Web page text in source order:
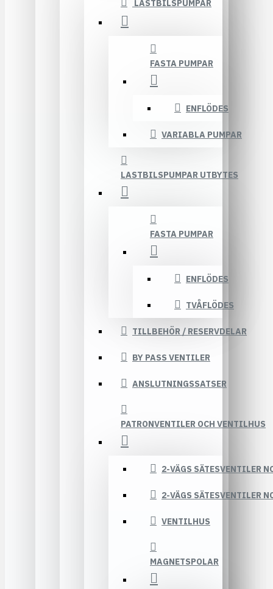
LASTBILSPUMPAR
FASTA PUMPAR
ENFLÖDES
VARIABLA PUMPAR
LASTBILSPUMPAR UTBYTES
FASTA PUMPAR
ENFLÖDES
TVÅFLÖDES
TILLBEHÖR / RESERVDELAR
BY PASS VENTILER
ANSLUTNINGSSATSER
PATRONVENTILER OCH VENTILHUS
2-VÄGS SÄTESVENTILER
2-VÄGS SÄTESVENTILER
VENTILHUS
MAGNETSPOLAR